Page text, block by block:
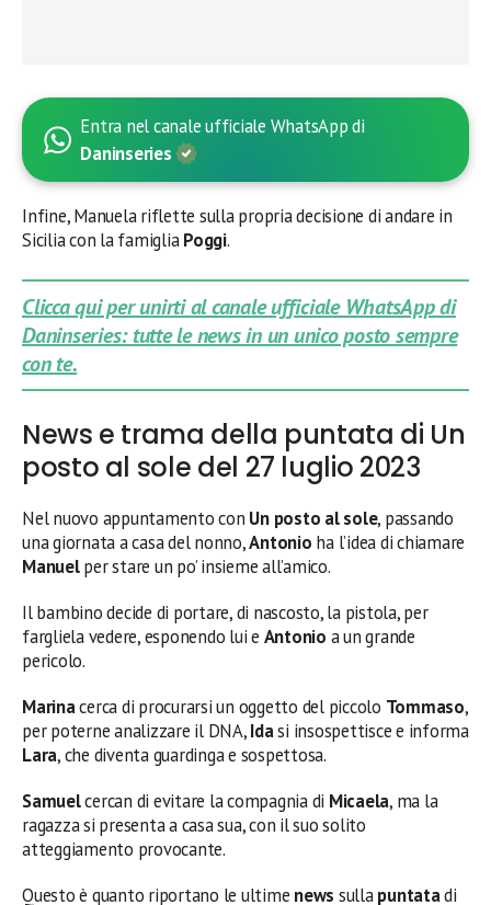
Entra nel canale ufficiale WhatsApp di
Daninseries
Infine, Manuela riflette sulla propria decisione di andare in
Sicilia con la famigliaPoggi.
Clicca qui per unirti al canale ufficiale WhatsApp di
Daninseries: tutte le news in un unico posto sempre
con te.
News e trama della puntata di Un
posto al sole del 27 luglio 2023
Nel nuovo appuntamento con Un posto al sole, passando
una giornata a casa del nonno,Antonio ha l’idea di chiamare
Manuelper stare un po’ insieme all’amico.
Il bambino decide di portare, di nascosto, la pistola, per
fargliela vedere, esponendo lui e Antonio a un grande
pericolo.
Marinacerca di procurarsi un oggetto del piccolo Tommaso,
per poterne analizzare il DNA,Idasi insospettisce e informa
Lara, che diventa guardinga e sospettosa.
Samuelcercan di evitare la compagnia di Micaela, ma la
ragazza si presenta a casa sua, con il suo solito
atteggiamento provocante.
Questo è quanto riportano le ultime news sullapuntatadi